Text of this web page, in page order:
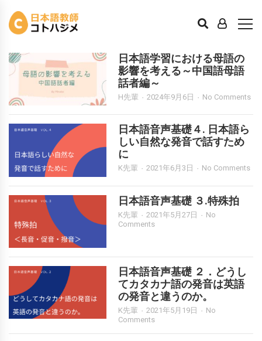
音声
日本語学習における母語の
影響を考える～中国語母語
話者編～
H先輩 2024年9月6日 No Comments
日本語音声基礎４. 日本語ら
しい自然な発音で話すため
に
K先輩 2021年6月3日 No Comments
日本語音声基礎 ３.特殊拍
K先輩 2021年5月27日
No
Comments
日本語音声基礎 ２．どうし
てカタカナ語の発音は英語
の発音と違うのか。
K先輩 2021年5月19日
No
Comments